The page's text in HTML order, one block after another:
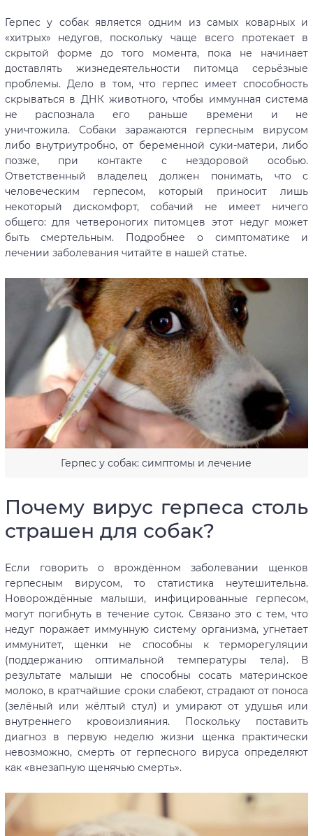
Герпес у собак является одним из самых коварных и
«хитрых» недугов, поскольку чаще всего протекает в
скрытой форме до того момента, пока не начинает
доставлять жизнедеятельности питомца серьёзные
проблемы. Дело в том, что герпес имеет способность
скрываться в ДНК животного, чтобы иммунная система
не распознала его раньше времени и не
уничтожила. Собаки заражаются герпесным вирусом
либо внутриутробно, от беременной суки-матери, либо
позже, при контакте с нездоровой особью.
Ответственный владелец должен понимать, что с
человеческим герпесом, который приносит лишь
некоторый дискомфорт, собачий не имеет ничего
общего: для четвероногих питомцев этот недуг может
быть смертельным. Подробнее о симптоматике и
лечении заболевания читайте в нашей статье.
Герпес у собак: симптомы и лечение
Почему вирус герпеса столь
страшен для собак?
Если говорить о врождённом заболевании щенков
герпесным вирусом, то статистика неутешительна.
Новорождённые малыши, инфицированные герпесом,
могут погибнуть в течение суток. Связано это с тем, что
недуг поражает иммунную систему организма, угнетает
иммунитет, щенки не способны к терморегуляции
(поддержанию оптимальной температуры тела). В
результате малыши не способны сосать материнское
молоко, в кратчайшие сроки слабеют, страдают от поноса
(зелёный или жёлтый стул) и умирают от удушья или
внутреннего кровоизлияния. Поскольку поставить
диагноз в первую неделю жизни щенка практически
невозможно, смерть от герпесного вируса определяют
как «внезапную щенячью смерть».